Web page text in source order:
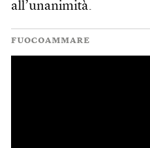
all’unanimità.
FUOCOAMMARE